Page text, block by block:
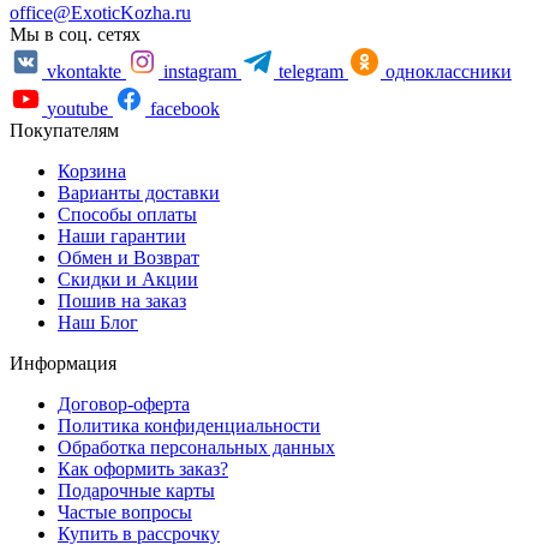
office@ExoticKozha.ru
Мы в соц. сетях
vkontakte
instagram telegram
одноклассники
youtube
facebook
Покупателям
Корзина
Варианты доставки
Способы оплаты
Наши гарантии
Обмен и Возврат
Скидки и Акции
Пошив на заказ
Наш Блог
Информация
Договор-оферта
Политика конфиденциальности
Обработка персональных данных
Как оформить заказ?
Подарочные карты
Частые вопросы
Купить в рассрочку